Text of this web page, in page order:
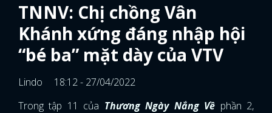
TNNV: Chị chồng Vân
Khánh xứng đáng nhập hội
“bé ba” mặt dày của VTV
Lindo
18:12 - 27/04/2022
Trong tập 11 của Thương Ngày Nắng Về phần 2,